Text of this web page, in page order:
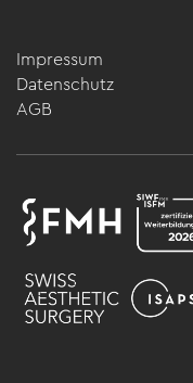
Impressum
Datenschutz
AGB